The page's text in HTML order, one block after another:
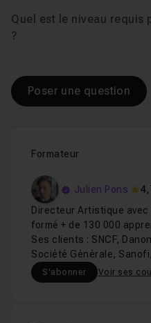
Formateur
Julien Pons
Directeur Artistique avec
formé + de 130 000
Ses clients : SNCF,
Société Générale,
S'abonner Voir ses
Quel est le niveau requis
?
Poser une question